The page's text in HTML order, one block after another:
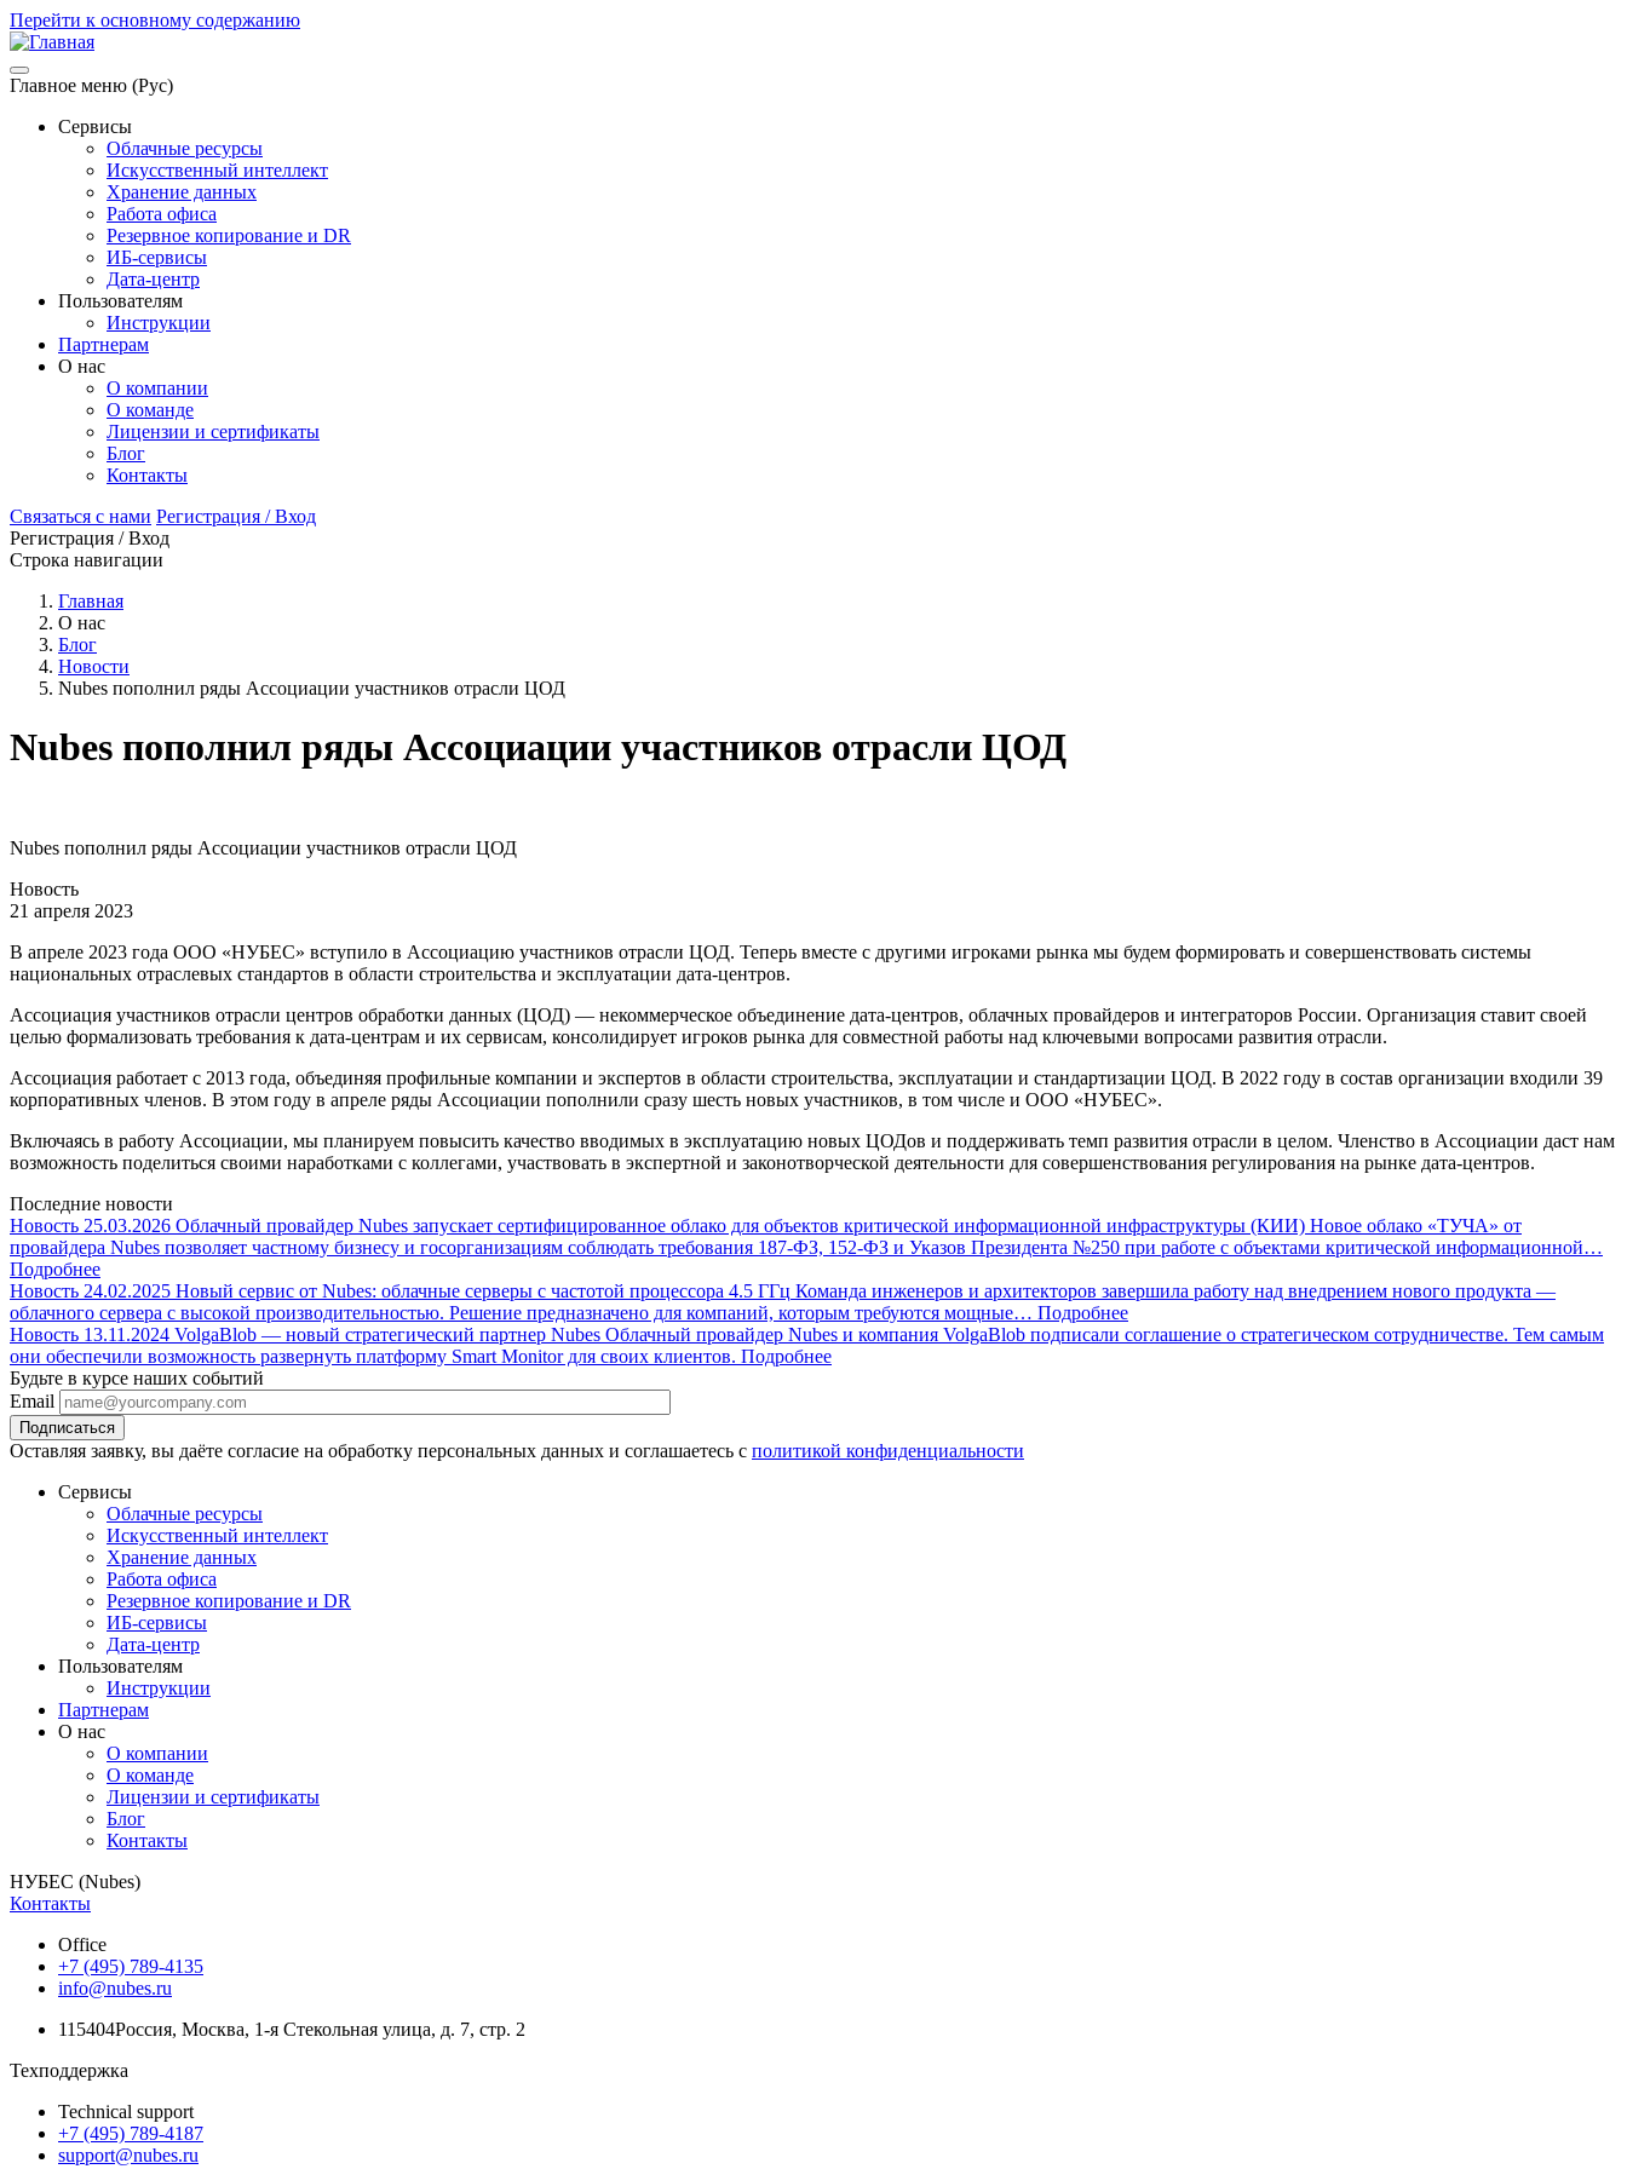
Перейти к основному содержанию
Главное меню (Рус)
Сервисы
Облачные ресурсы
Искусственный интеллект
Хранение данных
Работа офиса
Резервное копирование и DR
ИБ-сервисы
Дата-центр
Пользователям
Инструкции
Партнерам
О нас
О компании
О команде
Лицензии и сертификаты
Блог
Контакты
Связаться с нами Регистрация / Вход
Регистрация / Вход
Строка навигации
Главная
О нас
Блог
Новости
Nubes пополнил ряды Ассоциации участников отрасли ЦОД
Nubes пополнил ряды Ассоциации участников отрасли ЦОД
Nubes пополнил ряды Ассоциации участников отрасли ЦОД
Новость
21 апреля 2023
В апреле 2023 года ООО «НУБЕС» вступило в Ассоциацию участников отрасли ЦОД. Теперь вместе с другими игроками рынка мы будем формировать и совершенствовать системы
национальных отраслевых стандартов в области строительства и эксплуатации дата-центров.
Ассоциация участников отрасли центров обработки данных (ЦОД) — некоммерческое объединение дата-центров, облачных провайдеров и интеграторов России. Организация ставит своей
целью формализовать требования к дата-центрам и их сервисам, консолидирует игроков рынка для совместной работы над ключевыми вопросами развития отрасли.
Ассоциация работает с 2013 года, объединяя профильные компании и экспертов в области строительства, эксплуатации и стандартизации ЦОД. В 2022 году в состав организации входили 39
корпоративных членов. В этом году в апреле ряды Ассоциации пополнили сразу шесть новых участников, в том числе и ООО «НУБЕС».
Включаясь в работу Ассоциации, мы планируем повысить качество вводимых в эксплуатацию новых ЦОДов и поддерживать темп развития отрасли в целом. Членство в Ассоциации даст нам
возможность поделиться своими наработками с коллегами, участвовать в экспертной и законотворческой деятельности для совершенствования регулирования на рынке дата-центров.
Последние новости
Новость 25.03.2026 Облачный провайдер Nubes запускает сертифицированное облако для объектов критической информационной инфраструктуры (КИИ) Новое облако «ТУЧА» от
провайдера Nubes позволяет частному бизнесу и госорганизациям соблюдать требования 187-ФЗ, 152-ФЗ и Указов Президента №250 при работе с объектами критической информационной…
Подробнее
Новость 24.02.2025 Новый сервис от Nubes: облачные серверы с частотой процессора 4.5 ГГц Команда инженеров и архитекторов завершила работу над внедрением нового продукта —
облачного сервера с высокой производительностью. Решение предназначено для компаний, которым требуются мощные… Подробнее
Новость 13.11.2024 VolgaBlob — новый стратегический партнер Nubes Облачный провайдер Nubes и компания VolgaBlob подписали соглашение о стратегическом сотрудничестве. Тем самым
они обеспечили возможность развернуть платформу Smart Monitor для своих клиентов. Подробнее
Будьте в курсе наших событий
Email
Оставляя заявку, вы даёте согласие на обработку персональных данных и соглашаетесь с политикой конфиденциальности
Сервисы
Облачные ресурсы
Искусственный интеллект
Хранение данных
Работа офиса
Резервное копирование и DR
ИБ-сервисы
Дата-центр
Пользователям
Инструкции
Партнерам
О нас
О компании
О команде
Лицензии и сертификаты
Блог
Контакты
НУБЕС (Nubes)
Контакты
Office
+7 (495) 789-4135
info@nubes.ru
115404Россия, Москва, 1-я Стекольная улица, д. 7, стр. 2
Техподдержка
Technical support
+7 (495) 789-4187
support@nubes.ru